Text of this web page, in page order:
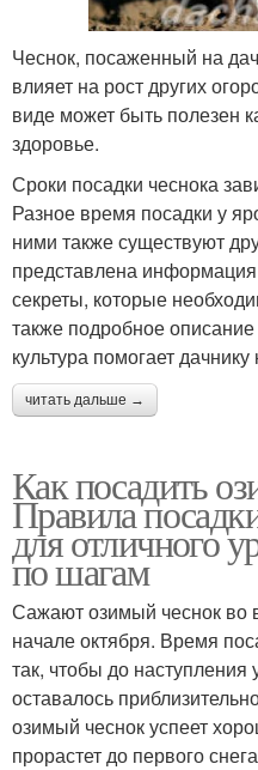
Чеснок, посаженный на
влияет на рост других
виде может быть полезен
здоровье.
Сроки посадки чеснока
Разное время посадки у
ними также существуют
представлена информация
секреты, которые
также подробное
культура помогает дачнику
читать дальше →
Как посадить
Правила
для отличного
по шагам
Сажают озимый чеснок во
начале октября. Время
так, чтобы до
оставалось
озимый чеснок успеет
прорастет до первого